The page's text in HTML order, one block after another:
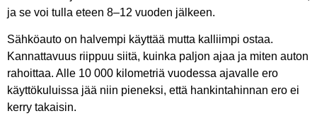
ja se voi tulla eteen 8–12 vuoden jälkeen.
Sähköauto on halvempi käyttää mutta kalliimpi ostaa.
Kannattavuus riippuu siitä, kuinka paljon ajaa ja miten auton
rahoittaa. Alle 10 000 kilometriä vuodessa ajavalle ero
käyttökuluissa jää niin pieneksi, että hankintahinnan ero ei
kerry takaisin.